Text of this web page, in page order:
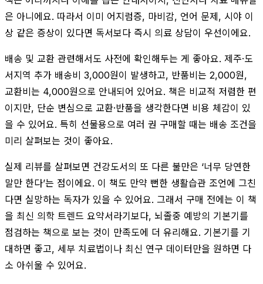
은 아니에요. 따라서 이미 어지럼증, 마비감, 언어 문제, 시야 이
상 같은 증상이 있다면 독서보다 즉시 의료 상담이 우선이에요.
배송 및 교환 관련해서도 사전에 확인해두는 게 좋아요. 제주·도
서지역 추가 배송비 3,000원이 발생하고, 반품비는 2,000원,
교환비는 4,000원으로 안내되어 있어요. 책은 비교적 저렴한 편
이지만, 단순 변심으로 교환·반품을 생각한다면 비용 체감이 있
을 수 있어요. 특히 선물용으로 여러 권 구매할 때는 배송 조건을
미리 살펴보는 것이 좋아요.
실제 리뷰를 살펴보면 건강도서의 또 다른 불만은 ‘너무 당연한
말만 한다’는 점이에요. 이 책도 만약 뻔한 생활습관 조언에 그친
다면 실망하는 독자가 있을 수 있어요. 그래서 구매 전에는 이 책
을 최신 의학 트렌드 요약서라기보다, 뇌졸중 예방의 기본기를
점검하는 책으로 보는 것이 만족도에 더 유리해요. 기본기를 기
대하면 좋고, 세부 치료법이나 최신 연구 데이터만을 원하면 다
소 아쉬울 수 있어요.